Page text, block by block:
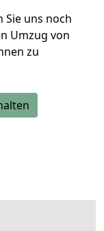
uns noch
Umzug von
zu